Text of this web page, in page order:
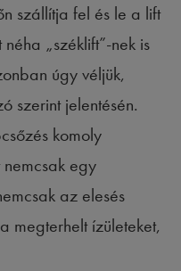
szállítja fel és le a lift
„széklift”-nek is
úgy véljük,
szerint jelentésén.
komoly
egy
az elesés
megterhelt ízületeket,